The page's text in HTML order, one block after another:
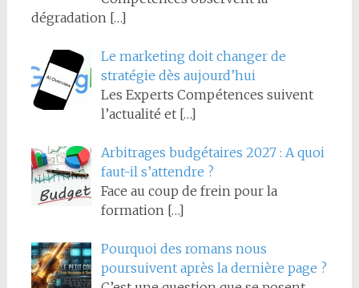
dégradation […]
Le marketing doit changer de
stratégie dès aujourd’hui
Les Experts Compétences suivent
l’actualité et […]
Arbitrages budgétaires 2027 : A quoi
faut-il s’attendre ?
Face au coup de frein pour la
formation […]
Pourquoi des romans nous
poursuivent après la dernière page ?